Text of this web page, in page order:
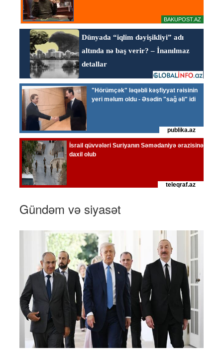
Gündəm və siyasət